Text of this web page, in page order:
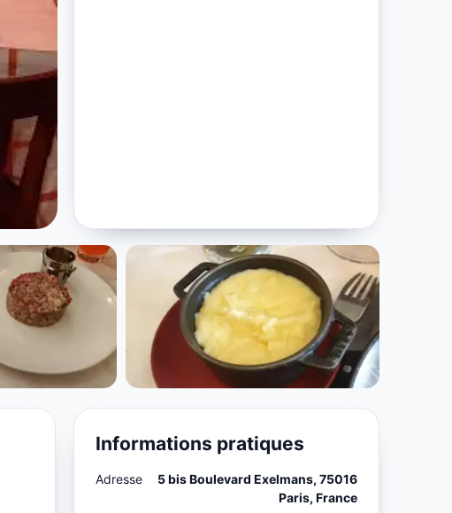
Informations pratiques
Adresse
5 bis Boulevard Exelmans, 75016
Paris, France